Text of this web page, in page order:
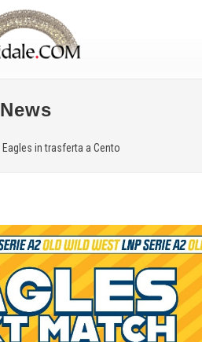
News
Eagles in trasferta a Cento